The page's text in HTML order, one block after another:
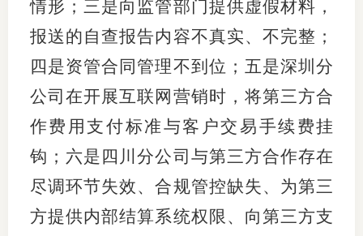
行业党
国际期
会员大
文化建
普法宣
情形；三是向监管部门提供虚假材料，
报送的自查报告内容不真实、不完整；
四是资管合同管理不到位；五是深圳分
公司在开展互联网营销时，将第三方合
作费用支付标准与客户交易手续费挂
钩；六是四川分公司与第三方合作存在
尽调环节失效、合规管控缺失、为第三
方提供内部结算系统权限、向第三方支